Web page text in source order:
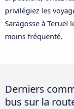
privilégiez les
Saragosse à Teruel
moins fréquenté.
Derniers
bus sur la